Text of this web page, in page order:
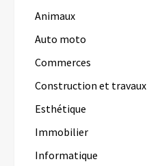
Animaux
Auto moto
Commerces
Construction et travaux
Esthétique
Immobilier
Informatique